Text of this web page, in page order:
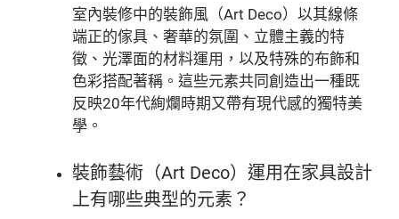
室內裝修中的裝飾風（Art Deco）以其線條
端正的傢具、奢華的氛圍、立體主義的特
徵、光澤面的材料運用，以及特殊的布飾和
色彩搭配著稱。這些元素共同創造出一種既
反映20年代絢爛時期又帶有現代感的獨特美
學。
裝飾藝術（Art Deco）運用在家具設計
上有哪些典型的元素？